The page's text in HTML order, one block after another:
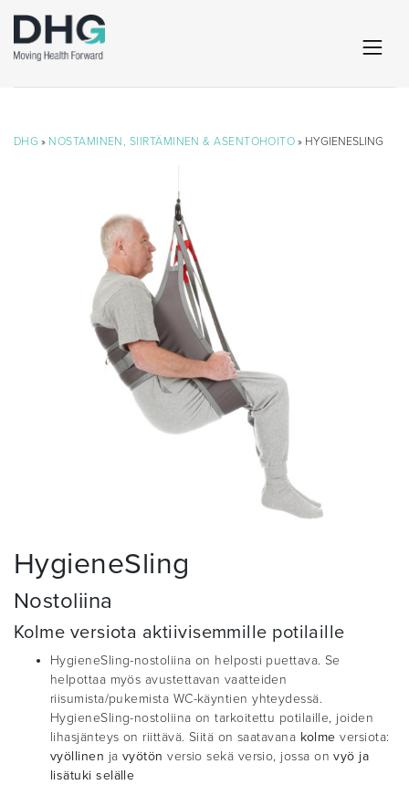
DHG » NOSTAMINEN, SIIRTÄMINEN & ASENTOHOITO » HYGIENESLING
HygieneSling
Nostoliina
Kolme versiota aktiivisemmille potilaille
HygieneSling-nostoliina on helposti puettava. Se
helpottaa myös avustettavan vaatteiden
riisumista/pukemista WC-käyntien yhteydessä.
HygieneSling-nostoliina on tarkoitettu potilaille, joiden
lihasjänteys on riittävä. Siitä on saatavana kolme versiota:
vyöllinen ja vyötön versio sekä versio, jossa onvyö ja
lisätuki selälle